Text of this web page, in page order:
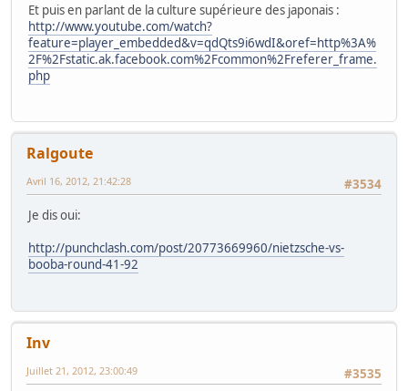
Et puis en parlant de la culture supérieure des japonais :
http://www.youtube.com/watch?
feature=player_embedded&v=qdQts9i6wdI&oref=http%3A%
2F%2Fstatic.ak.facebook.com%2Fcommon%2Freferer_frame.
php
Ralgoute
#3534
Avril 16, 2012, 21:42:28
Je dis oui:
http://punchclash.com/post/20773669960/nietzsche-vs-
booba-round-41-92
Inv
#3535
Juillet 21, 2012, 23:00:49